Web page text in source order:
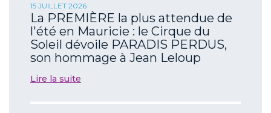
15 JUILLET 2026
La PREMIÈRE la plus attendue de
l'été en Mauricie : le Cirque du
Soleil dévoile PARADIS PERDUS,
son hommage à Jean Leloup
Lire la suite